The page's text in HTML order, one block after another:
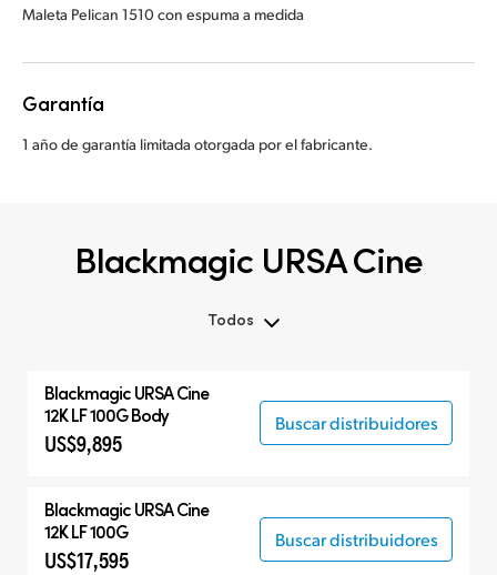
Maleta Pelican 1510 con espuma a medida
Garantía
1 año de garantía limitada otorgada por el fabricante.
Blackmagic URSA Cine
Todos
Blackmagic URSA Cine
Accesorios
BlackmagicURSA Cine
12K LF 100G Body
US$9,895
Buscar distribuidores
BlackmagicURSA Cine
12K LF 100G
US$17,595
Buscar distribuidores